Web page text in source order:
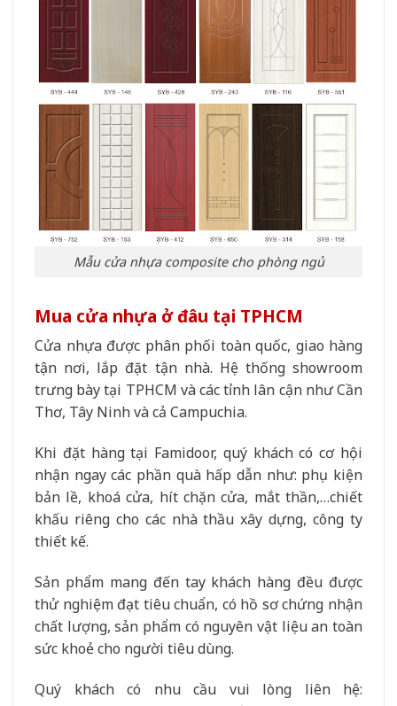
Mẫu cửa nhựa composite cho phòng ngủ
Mua cửa nhựa ở đâu tại TPHCM
Cửa nhựa được phân phối toàn quốc, giao hàng
tận nơi, lắp đặt tận nhà. Hệ thống showroom
trưng bày tại TPHCM và các tỉnh lân cận như Cần
Thơ, Tây Ninh và cả Campuchia.
Khi đặt hàng tại Famidoor, quý khách có cơ hội
nhận ngay các phần quà hấp dẫn như: phụ kiện
bản lề, khoá cửa, hít chặn cửa, mắt thần,…chiết
khấu riêng cho các nhà thầu xây dựng, công ty
thiết kế.
Sản phẩm mang đến tay khách hàng đều được
thử nghiệm đạt tiêu chuẩn, có hồ sơ chứng nhận
chất lượng, sản phẩm có nguyên vật liệu an toàn
sức khoẻ cho người tiêu dùng.
Quý khách có nhu cầu vui lòng liên hệ: